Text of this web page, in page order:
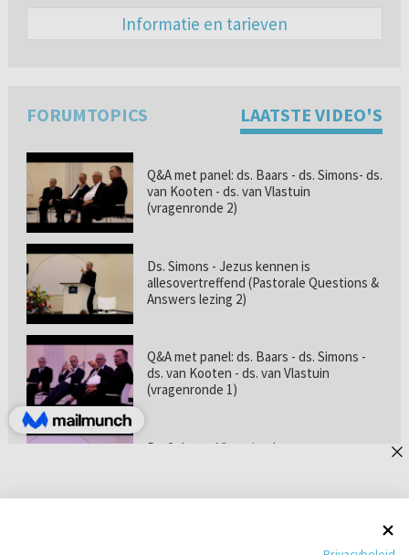
Informatie en tarieven
FORUMTOPICS LAATSTE VIDEO'S
Q&A met panel: ds. Baars - ds. Simons- ds.
van Kooten - ds. van Vlastuin
(vragenronde 2)
Ds. Simons - Jezus kennen is
allesovertreffend (Pastorale Questions &
Answers lezing 2)
Q&A met panel: ds. Baars - ds. Simons -
ds. van Kooten - ds. van Vlastuin
(vragenronde 1)
Prof. dr. van Vlastuin - Is